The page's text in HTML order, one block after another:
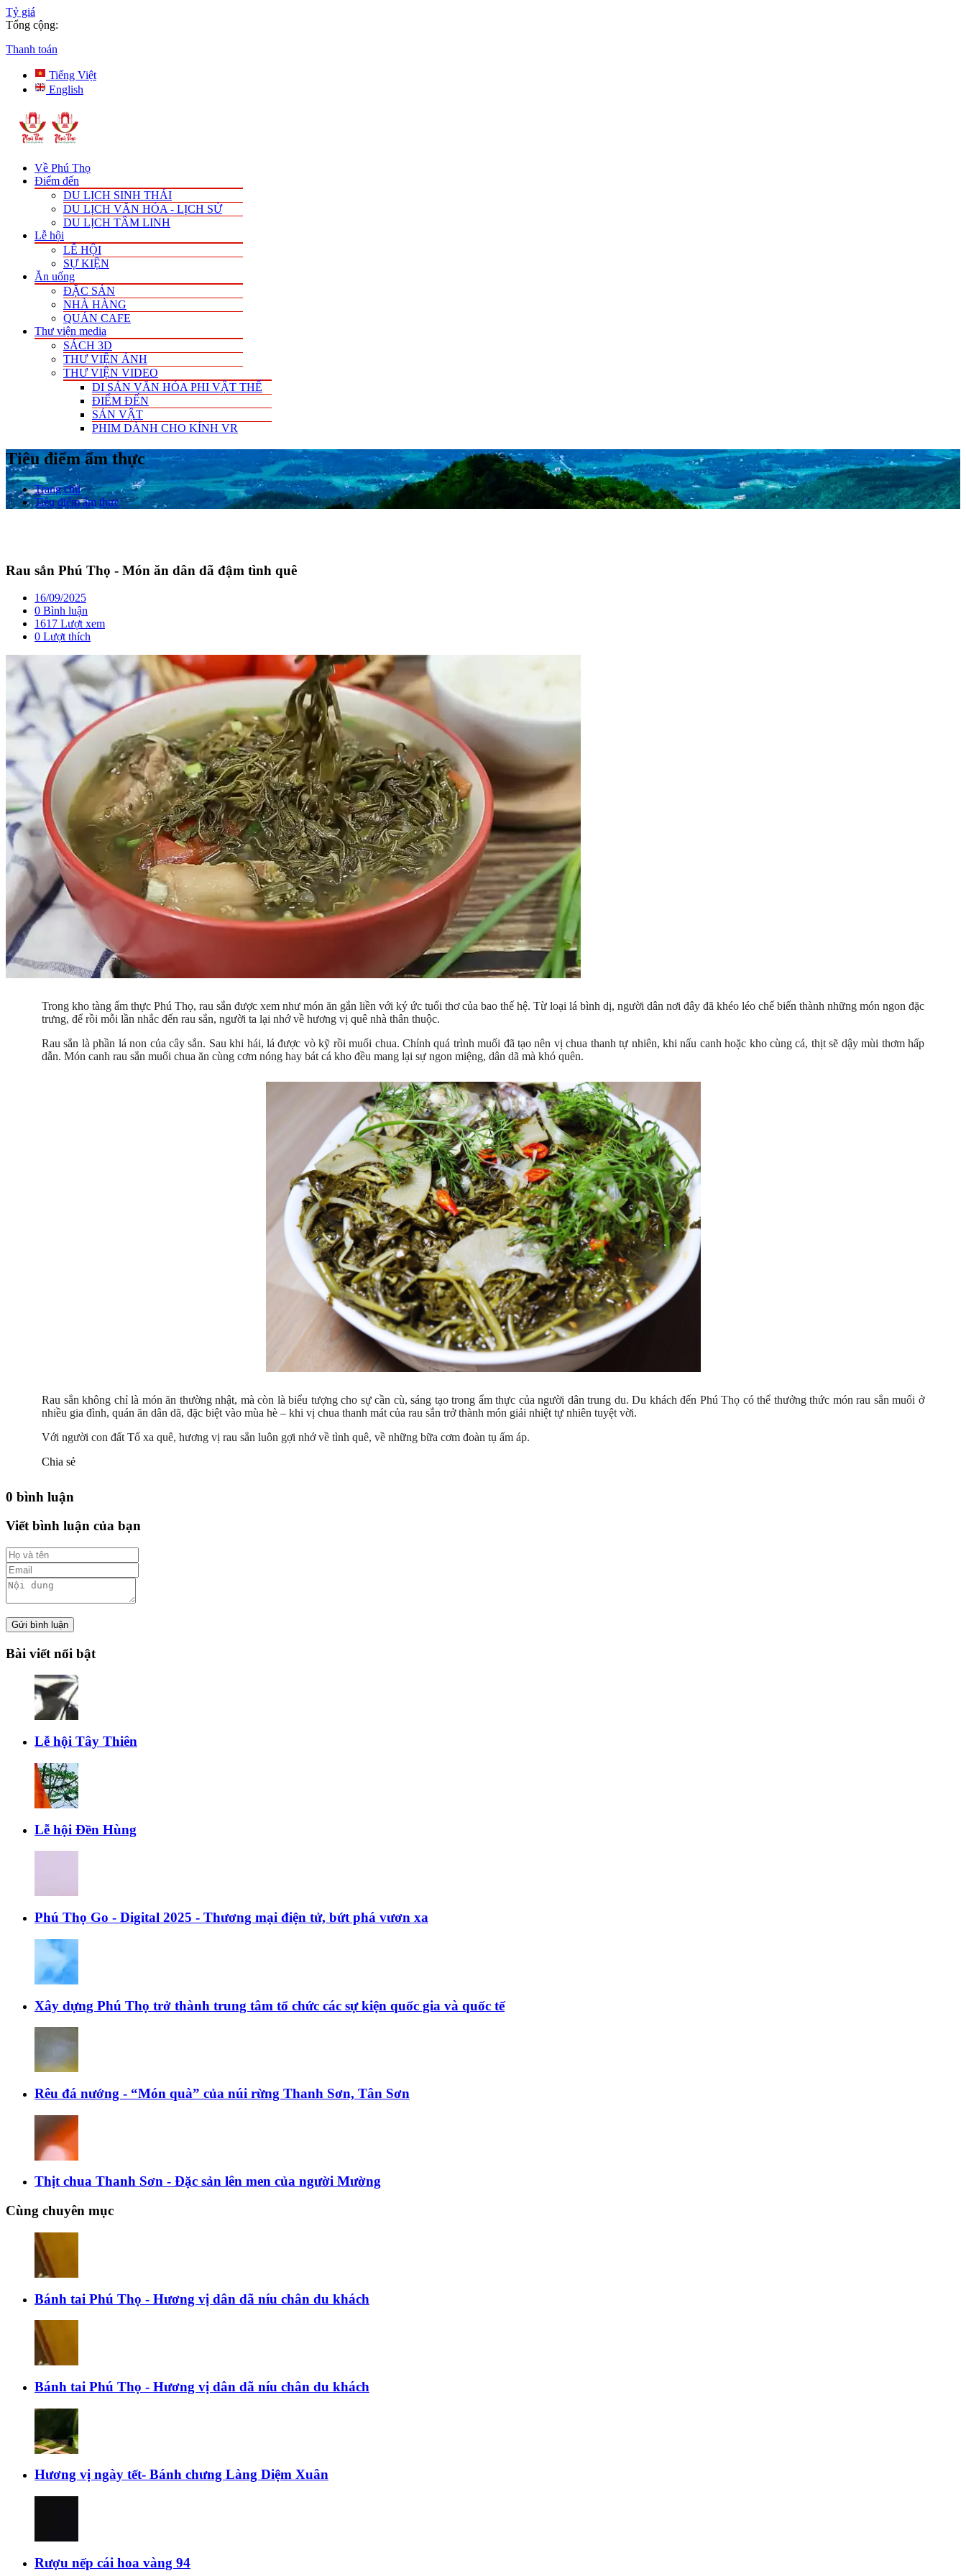
Tỷ giá
Tổng cộng:
Thanh toán
Tiếng Việt
English
Về Phú Thọ
Điểm đến
DU LỊCH SINH THÁI
DU LỊCH VĂN HÓA - LỊCH SỬ
DU LỊCH TÂM LINH
Lễ hội
LỄ HỘI
SỰ KIỆN
Ăn uống
ĐẶC SẢN
NHÀ HÀNG
QUÁN CAFE
Thư viện media
SÁCH 3D
THƯ VIỆN ẢNH
THƯ VIỆN VIDEO
DI SẢN VĂN HÓA PHI VẬT THỂ
ĐIỂM ĐẾN
SẢN VẬT
PHIM DÀNH CHO KÍNH VR
Tiêu điểm ẩm thực
Trang chủ
Tiêu điểm ẩm thực
Rau sắn Phú Thọ - Món ăn dân dã đậm tình quê
16/09/2025
0 Bình luận
1617 Lượt xem
0 Lượt thích
Trong kho tàng ẩm thực Phú Thọ, rau sắn được xem như món ăn gắn liền với ký ức tuổi thơ của bao thế hệ. Từ loại lá bình dị, người dân nơi đây đã khéo léo chế biến thành những món ngon đặc
trưng, để rồi mỗi lần nhắc đến rau sắn, người ta lại nhớ về hương vị quê nhà thân thuộc.
Rau sắn là phần lá non của cây sắn. Sau khi hái, lá được vò kỹ rồi muối chua. Chính quá trình muối đã tạo nên vị chua thanh tự nhiên, khi nấu canh hoặc kho cùng cá, thịt sẽ dậy mùi thơm hấp
dẫn. Món canh rau sắn muối chua ăn cùng cơm nóng hay bát cá kho đều mang lại sự ngon miệng, dân dã mà khó quên.
Rau sắn không chỉ là món ăn thường nhật, mà còn là biểu tượng cho sự cần cù, sáng tạo trong ẩm thực của người dân trung du. Du khách đến Phú Thọ có thể thưởng thức món rau sắn muối ở
nhiều gia đình, quán ăn dân dã, đặc biệt vào mùa hè – khi vị chua thanh mát của rau sắn trở thành món giải nhiệt tự nhiên tuyệt vời.
Với người con đất Tổ xa quê, hương vị rau sắn luôn gợi nhớ về tình quê, về những bữa cơm đoàn tụ ấm áp.
Chia sẻ
0 bình luận
Viết bình luận của bạn
Gửi bình luận
Bài viết nổi bật
Lễ hội Tây Thiên
Lễ hội Đền Hùng
Phú Thọ Go - Digital 2025 - Thương mại điện tử, bứt phá vươn xa
Xây dựng Phú Thọ trở thành trung tâm tổ chức các sự kiện quốc gia và quốc tế
Rêu đá nướng - “Món quà” của núi rừng Thanh Sơn, Tân Sơn
Thịt chua Thanh Sơn - Đặc sản lên men của người Mường
Cùng chuyên mục
Bánh tai Phú Thọ - Hương vị dân dã níu chân du khách
Bánh tai Phú Thọ - Hương vị dân dã níu chân du khách
Hương vị ngày tết- Bánh chưng Làng Diệm Xuân
Rượu nếp cái hoa vàng 94